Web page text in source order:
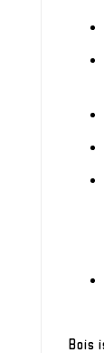
Bois